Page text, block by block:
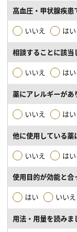
高血圧・甲状腺疾患
いいえ は
相談することに該当
いいえ は
薬にアレルギーがあ
いいえ は
他に使用している薬
いいえ は
使用目的が効能と合
はい いい
用法・用量を読みま